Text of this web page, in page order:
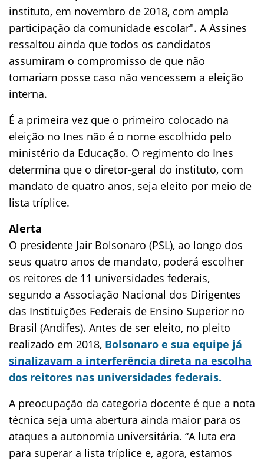
instituto, em novembro de 2018, com ampla
participação da comunidade escolar". A Assines
ressaltou ainda que todos os candidatos
assumiram o compromisso de que não
tomariam posse caso não vencessem a eleição
interna.
É a primeira vez que o primeiro colocado na
eleição no Ines não é o nome escolhido pelo
ministério da Educação. O regimento do Ines
determina que o diretor-geral do instituto, com
mandato de quatro anos, seja eleito por meio de
lista tríplice.
Alerta
O presidente Jair Bolsonaro (PSL), ao longo dos
seus quatro anos de mandato, poderá escolher
os reitores de 11 universidades federais,
segundo a Associação Nacional dos Dirigentes
das Instituições Federais de Ensino Superior no
Brasil (Andifes). Antes de ser eleito, no pleito
realizado em 2018, Bolsonaro e sua equipe já
sinalizavam a interferência direta na escolha
dos reitores nas universidades federais.
A preocupação da categoria docente é que a nota
técnica seja uma abertura ainda maior para os
ataques a autonomia universitária. “A luta era
para superar a lista tríplice e, agora, estamos